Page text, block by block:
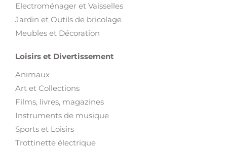
Electroménager et Vaisselles
Jardin et Outils de bricolage
Meubles et Décoration
Loisirs et Divertissement
Animaux
Art et Collections
Films, livres, magazines
Instruments de musique
Sports et Loisirs
Trottinette électrique